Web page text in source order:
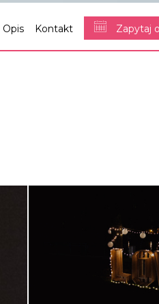
Opis Kontakt Zapytaj